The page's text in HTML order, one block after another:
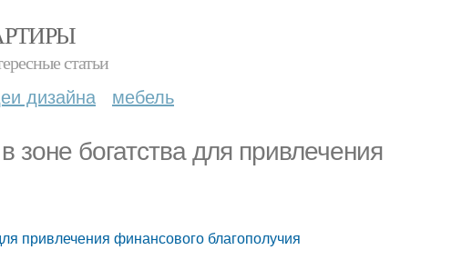
статьи
дизайна мебель
зоне богатства для привлечения
привлечения финансового благополучия